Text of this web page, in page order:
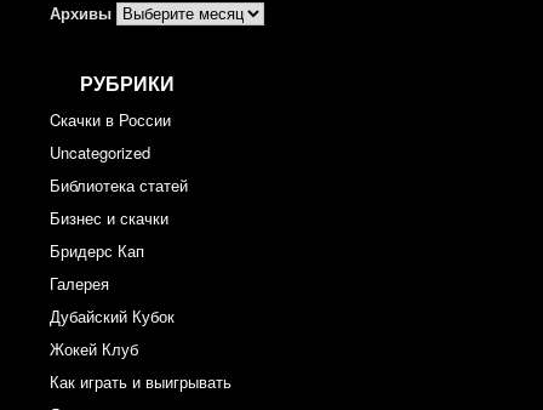
Архивы
РУБРИКИ
Cкачки в России
Uncategorized
Библиотека статей
Бизнес и скачки
Бридерс Кап
Галерея
Дубайский Кубок
Жокей Клуб
Как играть и выигрывать